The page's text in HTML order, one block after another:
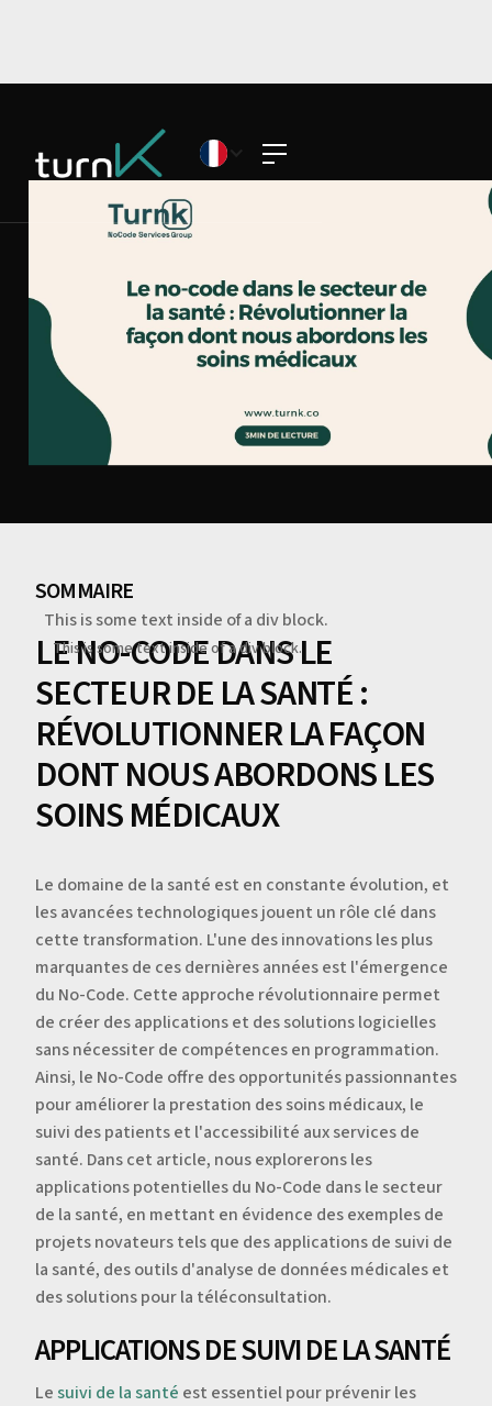
SOMMAIRE
This is some text inside of a div block.
This is some text inside of a div block.
LE NO-CODE DANS LE
SECTEUR DE LA SANTÉ :
RÉVOLUTIONNER LA FAÇON
DONT NOUS ABORDONS LES
SOINS MÉDICAUX
Le domaine de la santé est en constante évolution, et
les avancées technologiques jouent un rôle clé dans
cette transformation. L'une des innovations les plus
marquantes de ces dernières années est l'émergence
du No-Code. Cette approche révolutionnaire permet
de créer des applications et des solutions logicielles
sans nécessiter de compétences en programmation.
Ainsi, le No-Code offre des opportunités passionnantes
pour améliorer la prestation des soins médicaux, le
suivi des patients et l'accessibilité aux services de
santé. Dans cet article, nous explorerons les
applications potentielles du No-Code dans le secteur
de la santé, en mettant en évidence des exemples de
projets novateurs tels que des applications de suivi de
la santé, des outils d'analyse de données médicales et
des solutions pour la téléconsultation.
APPLICATIONS DE SUIVI DE LA SANTÉ
Lesuivi de la santé est essentiel pour prévenir les